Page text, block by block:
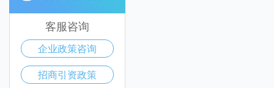
客服咨询
企业政策咨询
招商引资政策